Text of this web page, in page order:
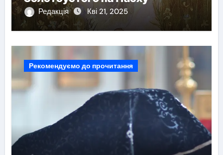
Редакція Кві 21, 2025
Рекомендуємо до прочитання